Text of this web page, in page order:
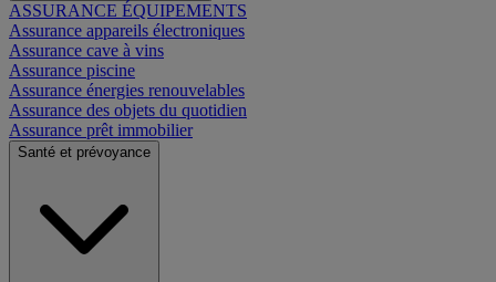
ASSURANCE ÉQUIPEMENTS
Assurance appareils électroniques
Assurance cave à vins
Assurance piscine
Assurance énergies renouvelables
Assurance des objets du quotidien
Assurance prêt immobilier
Santé et prévoyance